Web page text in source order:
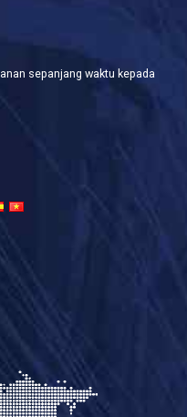
sepanjang waktu kepada